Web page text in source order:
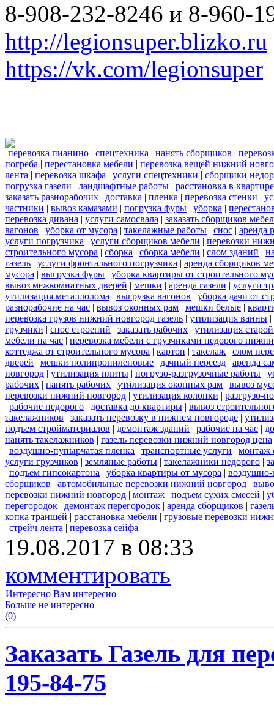
8-908-232-8246 и 8-960-
http://legionsuper.blizko.ru
https://vk.com/legionsuper
перевозка пианино | спецтехника | нанять сборщиков |
погреба | перестановка мебели | перевозка вещей нижний
лента | перевозка шкафа | услуги спецтехники | сборщики
погрузка газели | ландшафтные работы | расстановка в квартире
заказать разнорабочих | доставка | пленка | перевозка стенки |
частники | вывоз камазами | погрузка фуры | уборка |
перевозка дивана | услуги самосвала | заказать сборщиков
вагонов | уборка от мусора | такелажные работы | снос | аренда
услуги погрузчика | услуги сборщиков мебели | перевозки
строительного мусора | сборка | сборка мебели | слом зданий |
газель | услуги фронтального погрузчика | аренда сборщиков
мусора | выгрузка фуры | уборка квартиры от строительного
вывоз межкомнатных дверей | мешки | аренда газели | услуги
утилизация металлолома | выгрузка вагонов | уборка дачи от
разнорабочие на час | вывоз оконных рам | мешки белые |
перевозка грузов нижний новгород газель | утилизация ванны |
грузчики | снос строений | заказать рабочих | утилизация
мебели на час | перевозка мебели с грузчиками недорого
коттеджа от строительного мусора | картон | такелаж | слом
дверей | мешки полипропиленовые | дачный переезд | аренда
новгород | утилизация плиты | погрузо-разгрузочные работы |
рабочих | нанять рабочих | утилизация оконных рам | вывоз
перевозки нижний новгород | утилизация колонки | разгрузо-
| рабочие недорого | доставка до квартиры | вывоз
такелажников | заказать перевозку в нижнем новгороде |
подъем стройматериалов | демонтаж зданий | рабочие на час |
нанять такелажников | газель перевозки нижний новгород цена
| воздушно-пупырчатая пленка | транспортные услуги | монтаж
услуги грузчиков | земляные работы | такелажники недорого |
| подъем гипсокартона | уборка квартиры от мусора | воздушно-
сборщиков | автомобильные перевозки нижний новгород |
перевозки нижний новгород | монтаж | подъем сухих смесей |
перегородок | демонтаж перегородок | аренда сборщиков |
копка траншей | расстановка мебели | грузовые перевозки
| стрейч лента | перевозка сейфа
19.08.2017 в 08:33
комментировать
Интересно Вам интересно
Больше не интересно
(0)
Заказать Газель для
195-84-75